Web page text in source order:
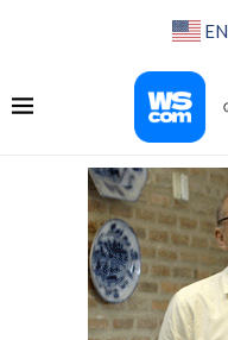
EN